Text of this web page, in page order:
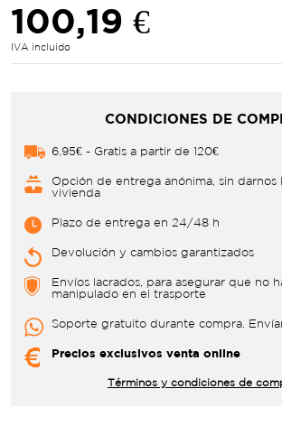
100,19 €
IVA incluido
CONDICIONES DE
6,95€ - Gratis a partir de 120€
Opción de entrega anónima, sin
vivienda
Plazo de entrega en 24/48 h
Devolución y cambios garantizados
Envíos lacrados, para asegurar que no
manipulado en el trasporte
Soporte gratuito durante compra.
Precios exclusivos venta online
Términos y condiciones de